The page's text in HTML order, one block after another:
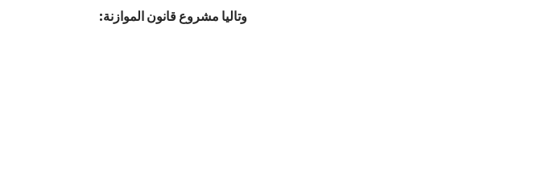
وتاليا مشروع قانون الموازنة: